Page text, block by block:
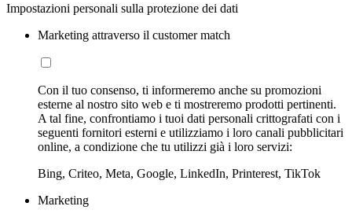
Impostazioni personali sulla protezione dei dati
Marketing attraverso il customer match
Con il tuo consenso, ti informeremo anche su promozioni
esterne al nostro sito web e ti mostreremo prodotti pertinenti.
A tal fine, confrontiamo i tuoi dati personali crittografati con i
seguenti fornitori esterni e utilizziamo i loro canali pubblicitari
online, a condizione che tu utilizzi già i loro servizi:
Bing, Criteo, Meta, Google, LinkedIn, Printerest, TikTok
Marketing